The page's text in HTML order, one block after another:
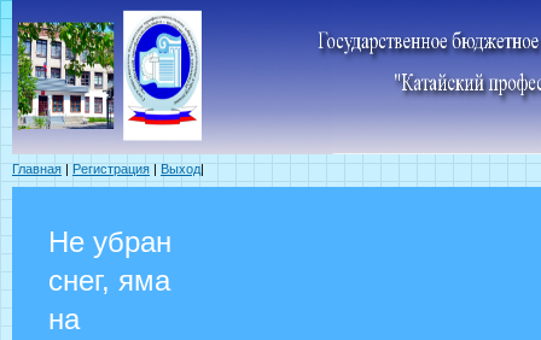
Главная | Регистрация | Выход|
Не убран
снег, яма
на